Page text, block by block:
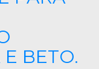
BETO.